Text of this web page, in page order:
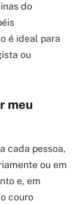
do
é ideal para
ou
meu
cada pessoa,
ou em
e, em
couro